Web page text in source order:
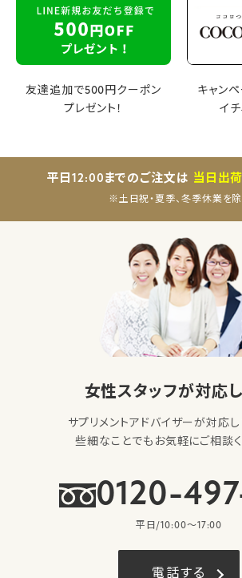
友達追加で500円クーポン
プレゼント！
キャン
イ
平日12:00までのご注文は 当日出荷
※土日祝・夏季、冬季休業を除
女性スタッフが対応
サプリメントアドバイザーが対応し
些細なことでもお気軽にご相談く
0120-
平日/10:00〜17:00
電話する